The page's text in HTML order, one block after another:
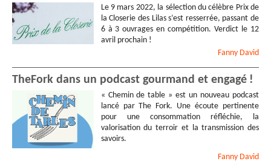
Le 9 mars 2022, la sélection du célèbre Prix de
la Closerie des Lilas s’est resserrée, passant de
6 à 3 ouvrages en compétition. Verdict le 12
avril prochain !
Fanny David
TheFork dans un podcast gourmand et engagé !
« Chemin de table » est un nouveau podcast
lancé par The Fork. Une écoute pertinente
pour une consommation réfléchie, la
valorisation du terroir et la transmission des
savoirs.
Fanny David